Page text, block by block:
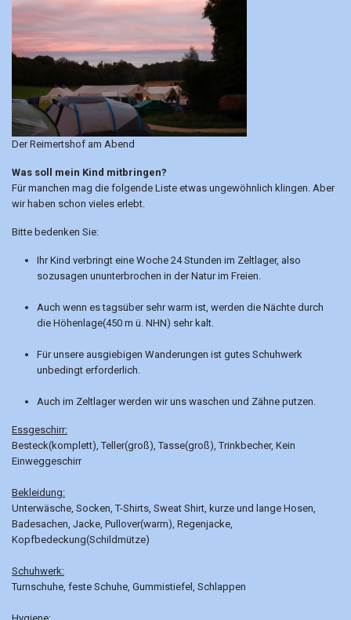
Der Reimertshof am Abend
Was soll mein Kind mitbringen?
Für manchen mag die folgende Liste etwas ungewöhnlich klingen. Aber
wir haben schon vieles erlebt.
Bitte bedenken Sie:
Ihr Kind verbringt eine Woche 24 Stunden im Zeltlager, also
sozusagen ununterbrochen in der Natur im Freien.
Auch wenn es tagsüber sehr warm ist, werden die Nächte durch
die Höhenlage(450 m ü. NHN) sehr kalt.
Für unsere ausgiebigen Wanderungen ist gutes Schuhwerk
unbedingt erforderlich.
Auch im Zeltlager werden wir uns waschen und Zähne putzen.
Essgeschirr:
Besteck(komplett), Teller(groß), Tasse(groß), Trinkbecher, Kein
Einweggeschirr
Bekleidung:
Unterwäsche, Socken, T-Shirts, Sweat Shirt, kurze und lange Hosen,
Badesachen, Jacke, Pullover(warm), Regenjacke,
Kopfbedeckung(Schildmütze)
Schuhwerk:
Turnschuhe, feste Schuhe, Gummistiefel, Schlappen